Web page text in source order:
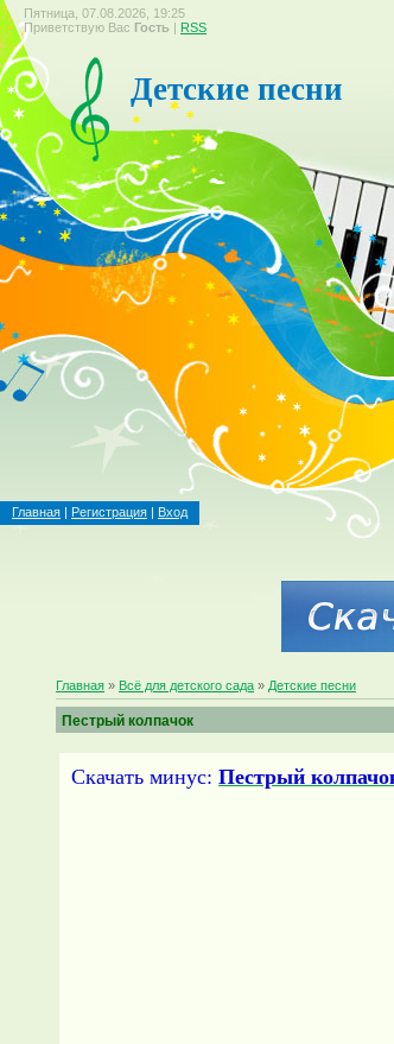
Пятница, 07.08.2026, 19:25
Приветствую Вас Гость | RSS
Детские песни
Главная | Регистрация | Вход
Главная » Всё для детского сада » Детские песни
Пестрый колпачок
Скачать минус:Пестрый